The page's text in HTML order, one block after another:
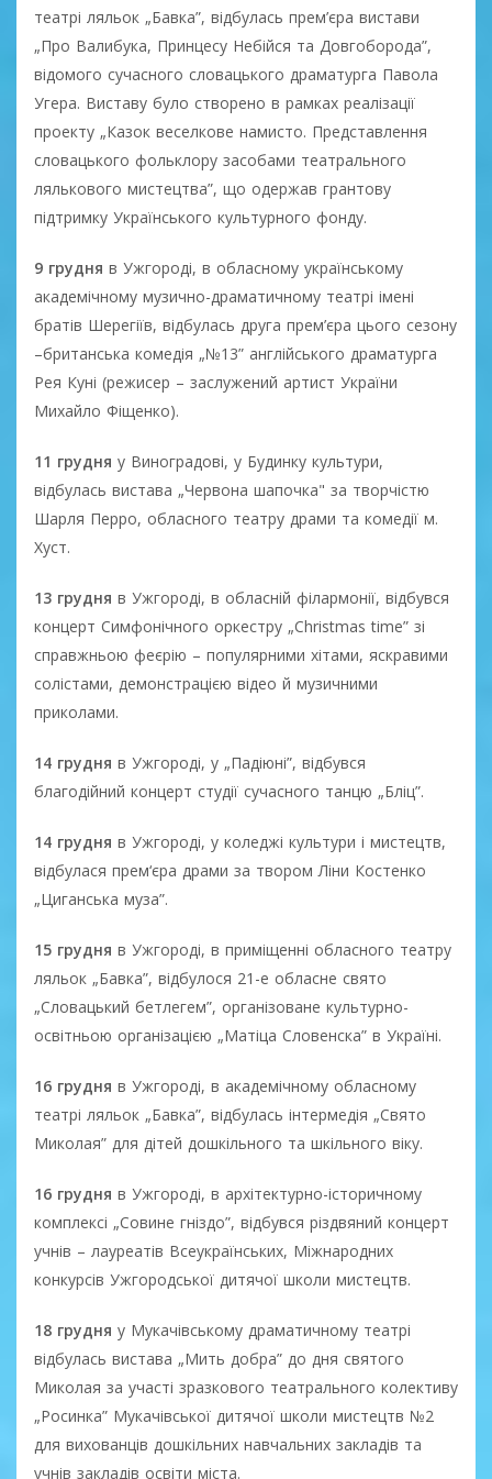
театрі ляльок „Бавка”, відбулась прем’єра вистави
„Про Валибука, Принцесу Небійся та Довгоборода”,
відомого сучасного словацького драматурга Павола
Угера. Виставу було створено в рамках реалізації
проекту „Казок веселкове намисто. Представлення
словацького фольклору засобами театрального
лялькового мистецтва”, що одержав грантову
підтримку Українського культурного фонду.
9 грудня в Ужгороді, в обласному українському
академічному музично-драматичному театрі імені
братів Шерегіїв, відбулась друга прем’єра цього сезону
–британська комедія „№13” англійського драматурга
Рея Куні (режисер – заслужений артист України
Михайло Фіщенко).
11 грудня у Виноградові, у Будинку культури,
відбулась вистава „Червона шапочка" за творчістю
Шарля Перро, обласного театру драми та комедії м.
Хуст.
13 грудня в Ужгороді, в обласній філармонії, відбувся
концерт Симфонічного оркестру „Christmas time” зі
справжньою феєрію – популярними хітами, яскравими
солістами, демонстрацією відео й музичними
приколами.
14 грудня в Ужгороді, у „Падіюні”, відбувся
благодійний концерт студії сучасного танцю „Бліц”.
14 грудня в Ужгороді, у коледжі культури і мистецтв,
відбулася прем‘єра драми за твором Ліни Костенко
„Циганська муза”.
15 грудня в Ужгороді, в приміщенні обласного театру
ляльок „Бавка”, відбулося 21-е обласне свято
„Словацький бетлегем”, організоване культурно-
освітньою організацією „Матіца Словенска” в Україні.
16 грудня в Ужгороді, в академічному обласному
театрі ляльок „Бавка”, відбулась інтермедія „Свято
Миколая” для дітей дошкільного та шкільного віку.
16 грудня в Ужгороді, в архітектурно-історичному
комплексі „Совине гніздо”, відбувся різдвяний концерт
учнів – лауреатів Всеукраїнських, Міжнародних
конкурсів Ужгородської дитячої школи мистецтв.
18 грудня у Мукачівському драматичному театрі
відбулась вистава „Мить добра” до дня святого
Миколая за участі зразкового театрального колективу
„Росинка” Мукачівської дитячої школи мистецтв №2
для вихованців дошкільних навчальних закладів та
учнів закладів освіти міста.